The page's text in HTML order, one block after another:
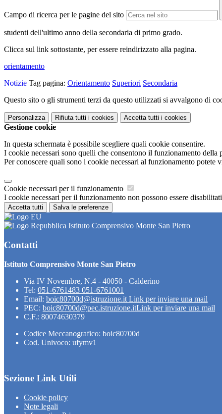
Campo di ricerca per le pagine del sito
studenti dell'ultimo anno della secondaria di primo grado.
Clicca sul link sottostante, per essere reindirizzato alla pagina.
orientamento
Notizie Tag pagina: Orientamento Superiori Secondaria
Questo sito o gli strumenti terzi da questo utilizzati si avvalgono di
Personalizza Rifiuta tutti i cookies Accetta tutti i cookies
Gestione cookie
In questa schermata è possibile scegliere quali cookie consentire.
I cookie necessari sono quelli che consentono il funzionamento
Per conoscere quali sono i cookie necessari al funzionamento potete
Cookie necessari per il funzionamento
I cookie necessari per il funzionamento non possono essere
Accetta tutti Salva le preferenze
Istituto Comprensivo Monte San Pietro
Contatti
Istituto Comprensivo Monte San Pietro
Via IV Novembre, N.4 - 40050 - Calderino
Tel: 051-6761483 051-6761001
Email: boic80700d@istruzione.it Link per inviare una mail
PEC: boic80700d@pec.istruzione.itLink per inviare una mail
C.F.: 80074630379
Codice Meccanografico: boic80700d
Cod. Univoco: ufymv1
Sezione Link Utili
Cookie policy
Note legali